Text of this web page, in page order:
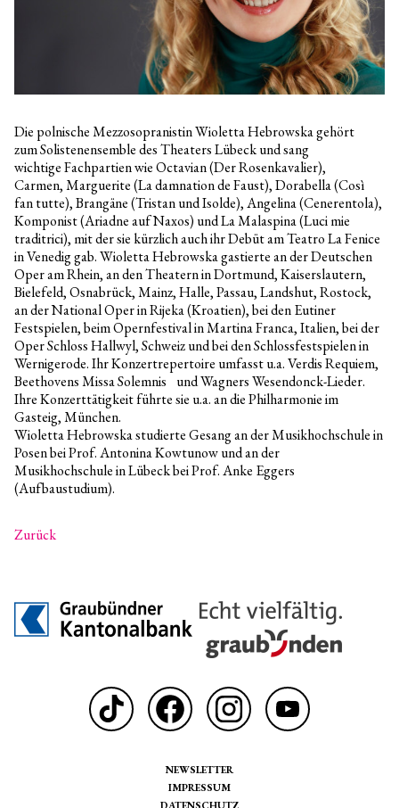
Die polnische Mezzosopranistin Wioletta Hebrowska gehört
zum Solistenensemble des Theaters Lübeck und sang
wichtige Fachpartien wie Octavian (Der Rosenkavalier),
Carmen, Marguerite (La damnation de Faust), Dorabella (Così
fan tutte), Brangäne (Tristan und Isolde), Angelina (Cenerentola),
Komponist (Ariadne auf Naxos) und La Malaspina (Luci mie
traditrici), mit der sie kürzlich auch ihr Debüt am Teatro La Fenice
in Venedig gab. Wioletta Hebrowska gastierte an der Deutschen
Oper am Rhein, an den Theatern in Dortmund, Kaiserslautern,
Bielefeld, Osnabrück, Mainz, Halle, Passau, Landshut, Rostock,
an der National Oper in Rijeka (Kroatien), bei den Eutiner
Festspielen, beim Opernfestival in Martina Franca, Italien, bei der
Oper Schloss Hallwyl, Schweiz und bei den Schlossfestspielen in
Wernigerode. Ihr Konzertrepertoire umfasst u.a. Verdis Requiem,
Beethovens Missa Solemnis und Wagners Wesendonck-Lieder.
Ihre Konzerttätigkeit führte sie u.a. an die Philharmonie im
Gasteig, München.
Wioletta Hebrowska studierte Gesang an der Musikhochschule in
Posen bei Prof. Antonina Kowtunow und an der
Musikhochschule in Lübeck bei Prof. Anke Eggers
(Aufbaustudium).
Zurück
NEWSLETTER
IMPRESSUM
DATENSCHUTZ